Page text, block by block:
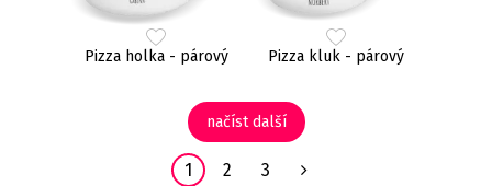
Pizza holka - párový Pizza kluk - párový
načíst další
1 2 3